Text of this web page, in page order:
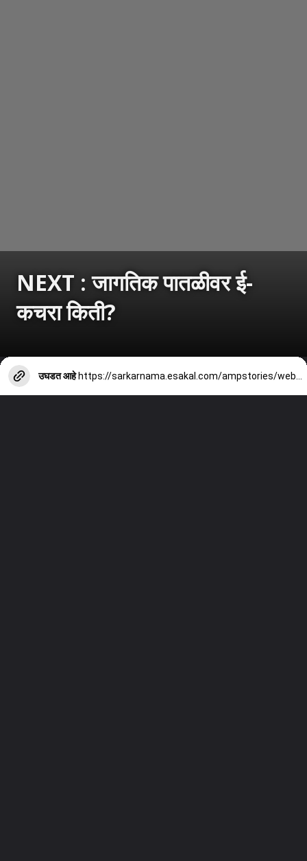
NEXT : जागतिक पातळीवर ई-
कचरा किती?
उघडत आहे https://sarkarnama.esakal.com/ampstories/web-stories/global-e-waste-crisis-2022-only-22-percent-recycled-environment-data-security-risk-pp82